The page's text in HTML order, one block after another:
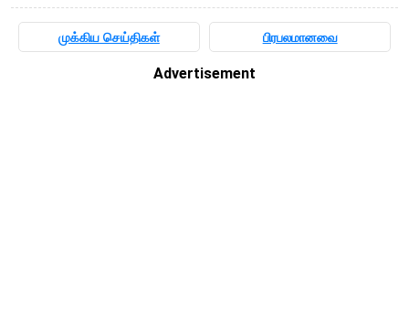
முக்கிய செய்திகள் பிரபலமானவை
Advertisement